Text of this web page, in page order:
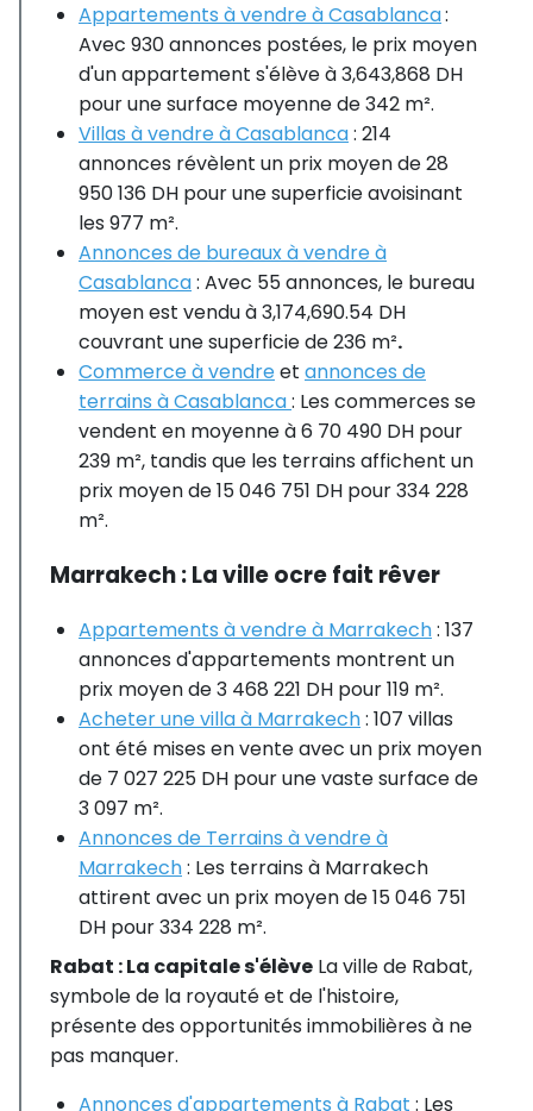
Appartements à vendre à Casablanca:
Avec 930 annonces postées, le prix moyen
d'un appartement s'élève à 3,643,868 DH
pour une surface moyenne de 342 m².
Villas à vendre à Casablanca: 214
annonces révèlent un prix moyen de 28
950 136 DH pour une superficie avoisinant
les 977 m².
Annonces de bureaux à vendre à
Casablanca: Avec 55 annonces, le bureau
moyen est vendu à 3,174,690.54 DH
couvrant une superficie de 236 m².
Commerce à vendreet annonces de
terrains à Casablanca: Les commerces se
vendent en moyenne à 6 70 490 DH pour
239 m², tandis que les terrains affichent un
prix moyen de 15 046 751 DH pour 334 228
m².
Marrakech : La ville ocre fait rêver
Appartements à vendre à Marrakech: 137
annonces d'appartements montrent un
prix moyen de 3 468 221 DH pour 119 m².
Acheter une villa à Marrakech: 107 villas
ont été mises en vente avec un prix moyen
de 7 027 225 DH pour une vaste surface de
3 097 m².
Annonces de Terrains à vendre à
Marrakech: Les terrains à Marrakech
attirent avec un prix moyen de 15 046 751
DH pour 334 228 m².
Rabat : La capitale s'élève La ville de Rabat,
symbole de la royauté et de l'histoire,
présente des opportunités immobilières à ne
pas manquer.
Annonces d'appartements à Rabat : Les